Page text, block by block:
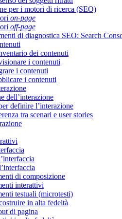
per i motori di ricerca (SEO)
on-page
off-page
di diagnostica SEO: Search
dei contenuti
i contenuti
i contenuti
i contenuti
dell’interazione
definire l’interazione
tra scenari e user stories
di composizione
interattivi
testuali (microtesti)
in alta fedeltà
di pagina